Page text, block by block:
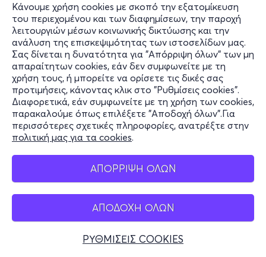
Κάνουμε χρήση cookies με σκοπό την εξατομίκευση
του περιεχομένου και των διαφημίσεων, την παροχή
λειτουργιών μέσων κοινωνικής δικτύωσης και την
ανάλυση της επισκεψιμότητας των ιστοσελίδων μας.
Σας δίνεται η δυνατότητα για "Απόρριψη όλων" των μη
απαραίτητων cookies, εάν δεν συμφωνείτε με τη
χρήση τους, ή μπορείτε να ορίσετε τις δικές σας
προτιμήσεις, κάνοντας κλικ στο "Ρυθμίσεις cookies".
Διαφορετικά, εάν συμφωνείτε με τη χρήση των cookies,
παρακαλούμε όπως επιλέξετε "Αποδοχή όλων".Για
περισσότερες σχετικές πληροφορίες, ανατρέξτε στην
πολιτική μας για τα cookies.
ΑΠΟΡΡΙΨΗ ΟΛΩΝ
ΑΠΟΔΟΧΗ ΟΛΩΝ
ΡΥΘΜΙΣΕΙΣ COOKIES